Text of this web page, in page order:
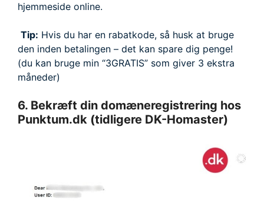
hjemmeside online.
Tip: Hvis du har en rabatkode, så husk at bruge
den inden betalingen – det kan spare dig penge!
(du kan bruge min “3GRATIS” som giver 3 ekstra
måneder)
6. Bekræft din domæneregistrering hos
Punktum.dk (tidligere DK-Homaster)